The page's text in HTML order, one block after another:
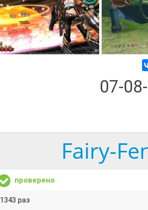
07-
Fairy-
проверено
1343 раз